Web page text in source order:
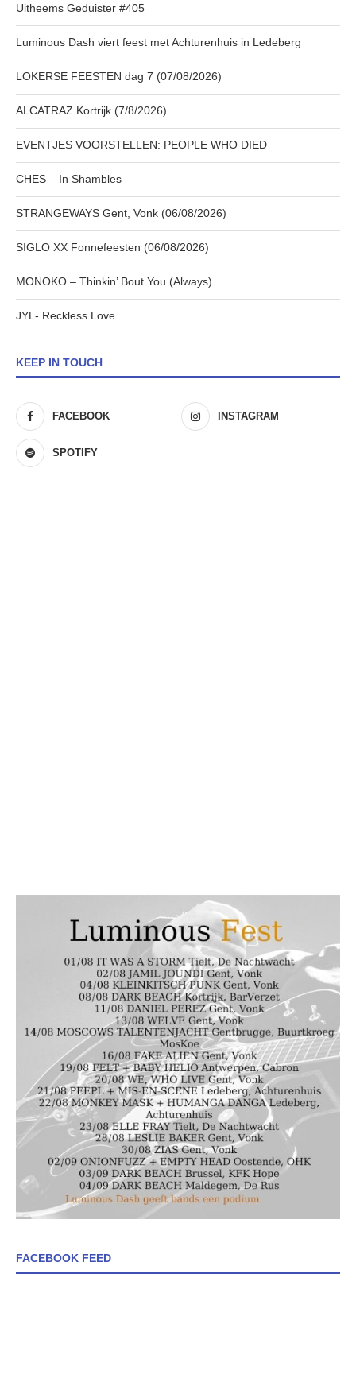
Uitheems Geduister #405
Luminous Dash viert feest met Achturenhuis in Ledeberg
LOKERSE FEESTEN dag 7 (07/08/2026)
ALCATRAZ Kortrijk (7/8/2026)
EVENTJES VOORSTELLEN: PEOPLE WHO DIED
CHES – In Shambles
STRANGEWAYS Gent, Vonk (06/08/2026)
SIGLO XX Fonnefeesten (06/08/2026)
MONOKO – Thinkin’ Bout You (Always)
JYL- Reckless Love
KEEP IN TOUCH
FACEBOOK INSTAGRAM
SPOTIFY
FACEBOOK FEED